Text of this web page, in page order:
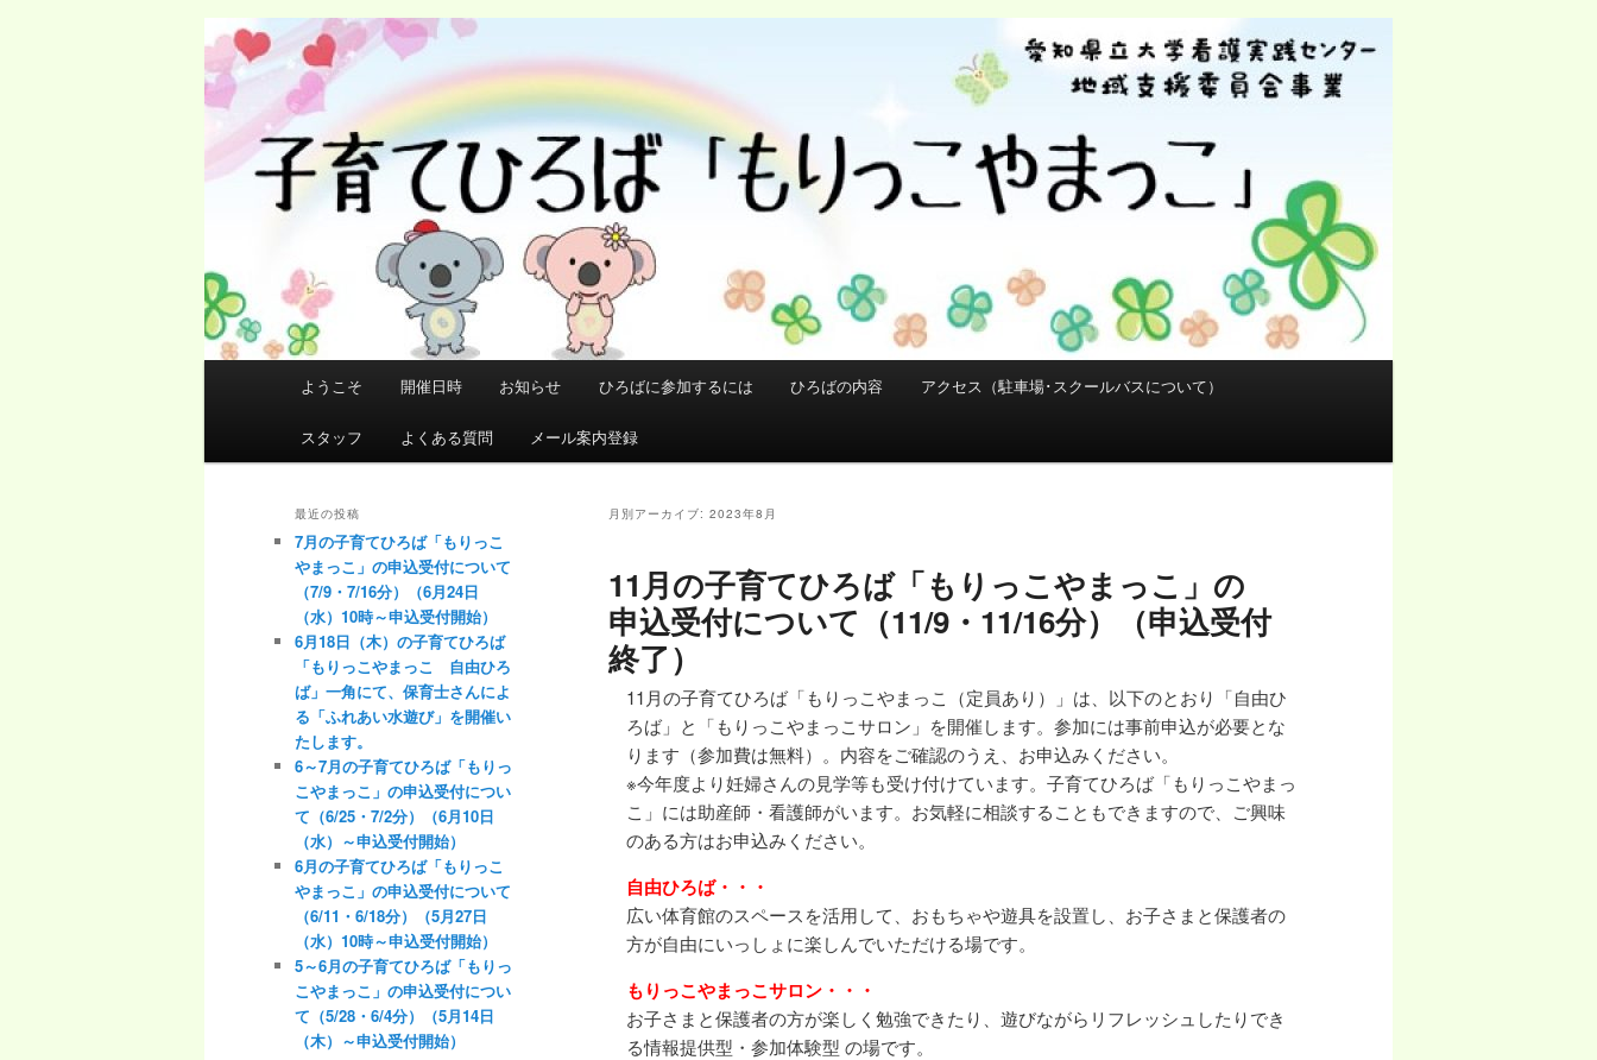
検
メ
ようこそ 開催日時 お知らせ ひろばに参加するには ひろばの内容 アクセス（駐車場･スクールバスについて）
スタッフ よくある質問 メール案内登録
月別アーカイブ: 2023年8月
11月の子育てひろば「もりっこやまっこ」の
申込受付について（11/9・11/16分）（申込受付
終了）
11月の子育てひろば「もりっこやまっこ（定員あり）」は、以下のとおり「自由ひ
ろば」と「もりっこやまっこサロン」を開催します。参加には事前申込が必要とな
ります（参加費は無料）。内容をご確認のうえ、お申込みください。
※今年度より妊婦さんの見学等も受け付けています。子育てひろば「もりっこやまっ
こ」には助産師・看護師がいます。お気軽に相談することもできますので、ご興味
のある方はお申込みください。
自由ひろば・・・
広い体育館のスペースを活用して、おもちゃや遊具を設置し、お子さまと保護者の
方が自由にいっしょに楽しんでいただける場です。
もりっこやまっこサロン・・・
お子さまと保護者の方が楽しく勉強できたり、遊びながらリフレッシュしたりでき
る情報提供型・参加体験型 の場です。
最近の投稿
7月の子育てひろば「もりっこ
やまっこ」の申込受付について
（7/9・7/16分）（6月24日
（水）10時～申込受付開始）
6月18日（木）の子育てひろば
「もりっこやまっこ 自由ひろ
ば」一角にて、保育士さんによ
る「ふれあい水遊び」を開催い
たします。
6～7月の子育てひろば「もりっ
こやまっこ」の申込受付につい
て（6/25・7/2分）（6月10日
（水）～申込受付開始）
6月の子育てひろば「もりっこ
やまっこ」の申込受付について
（6/11・6/18分）（5月27日
（水）10時～申込受付開始）
5～6月の子育てひろば「もりっ
こやまっこ」の申込受付につい
て（5/28・6/4分）（5月14日
（木）～申込受付開始）